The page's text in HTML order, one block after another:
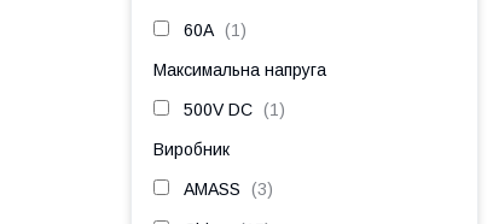
60А 1
Максимальна напруга
500V DC 1
Виробник
AMASS 3